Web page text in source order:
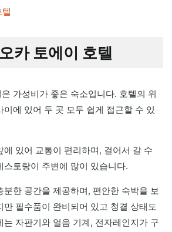
카 토에이 호텔
가성비가 좋은 숙소입니다. 호텔의 위
이에 있어 두 곳 모두 쉽게 접근할 수 있
에 있어 교통이 편리하며, 걸어서 갈 수
스토랑이 주변에 많이 있습니다.
분한 공간을 제공하며, 편안한 숙박을 보
만 필수품이 완비되어 있고 청결 상태도
는 자판기와 얼음 기계, 전자레인지가 구